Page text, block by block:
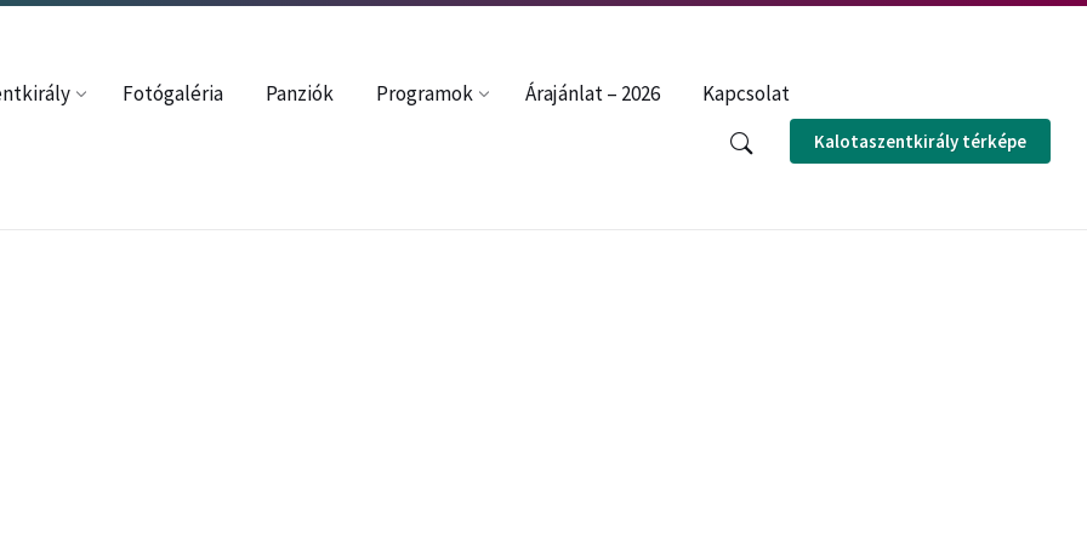
Fotógaléria Panziók Programok Árajánlat – 2026 Kapcsolat
Kalotaszentkirály térképe